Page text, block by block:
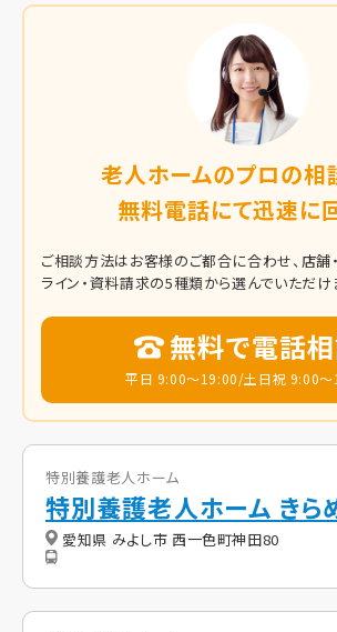
老人ホームのプロの相
無料電話にて迅速に
ご相談方法はお客様のご都合に合わせ、店舗
ライン・資料請求の5種類から選んでいただけ
無料で電話
平日 9:00～19:00/土日祝 9:00～
特別養護老人ホーム
特別養護老人ホーム きら
愛知県 みよし市 西一色町神田80